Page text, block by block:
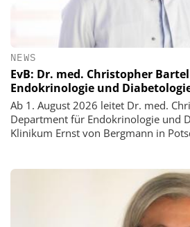
NEWS
EvB: Dr. med. Christopher
Endokrinologie und
Ab 1. August 2026 leitet Dr. med.
Department für Endokrinologie und
Klinikum Ernst von Bergmann in